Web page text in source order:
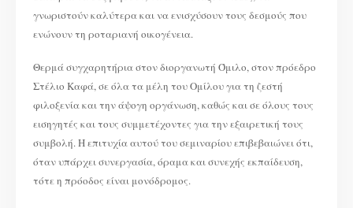
γνωριστούν καλύτερα και να ενισχύσουν τους δεσμούς που
ενώνουν τη ροταριανή οικογένεια.
Θερμά συγχαρητήρια στον διοργανωτή Όμιλο, στον πρόεδρο
Στέλιο Καφά, σε όλα τα μέλη του Ομίλου για τη ζεστή
φιλοξενία και την άψογη οργάνωση, καθώς και σε όλους τους
εισηγητές και τους συμμετέχοντες για την εξαιρετική τους
συμβολή. Η επιτυχία αυτού του σεμιναρίου επιβεβαιώνει ότι,
όταν υπάρχει συνεργασία, όραμα και συνεχής εκπαίδευση,
τότε η πρόοδος είναι μονόδρομος.